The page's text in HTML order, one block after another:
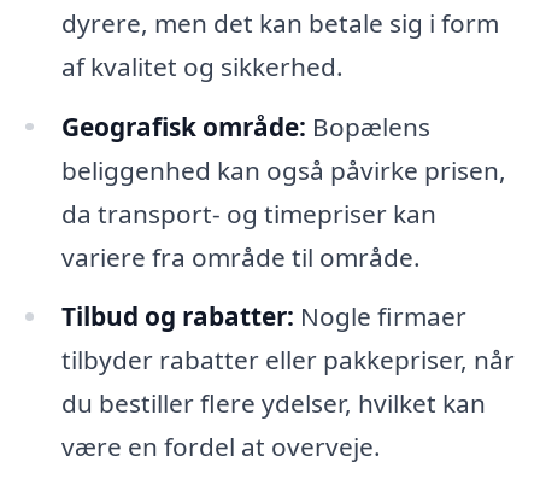
dyrere, men det kan betale sig i form
af kvalitet og sikkerhed.
Geografisk område: Bopælens
beliggenhed kan også påvirke prisen,
da transport- og timepriser kan
variere fra område til område.
Tilbud og rabatter: Nogle firmaer
tilbyder rabatter eller pakkepriser, når
du bestiller flere ydelser, hvilket kan
være en fordel at overveje.